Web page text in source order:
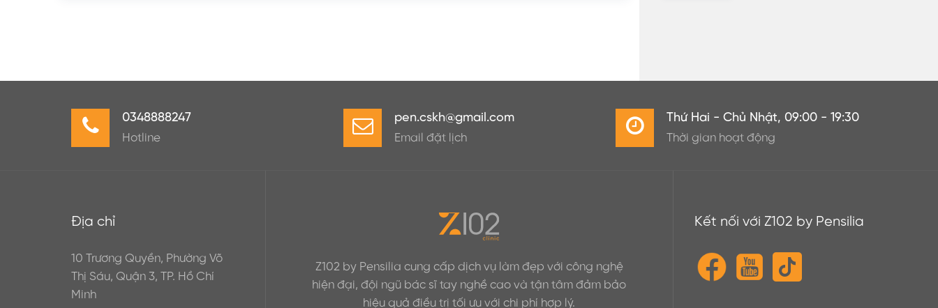
0348888247
Hotline
pen.cskh@gmail.com
Email đặt lịch
Thứ Hai - Chủ Nhật, 09:00 - 19:30
Thời gian hoạt động
Địa chỉ
10 Trương Quyền, Phường Võ
Thị Sáu, Quận 3, TP. Hồ Chí
Minh
Z102 by Pensilia cung cấp dịch vụ làm đẹp với công nghệ
hiện đại, đội ngũ bác sĩ tay nghề cao và tận tâm đảm bảo
hiệu quả điều trị tối ưu với chi phí hợp lý.
Kết nối với Z102 by Pensilia